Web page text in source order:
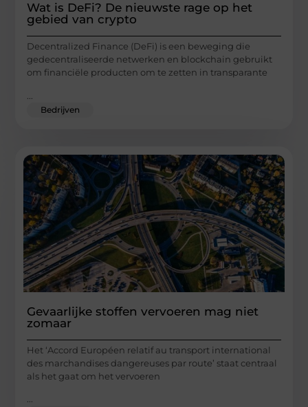
Wat is DeFi? De nieuwste rage op het
gebied van crypto
Decentralized Finance (DeFi) is een beweging die
gedecentraliseerde netwerken en blockchain gebruikt
om financiële producten om te zetten in transparante
Bedrijven
Gevaarlijke stoffen vervoeren mag niet
zomaar
Het ‘Accord Européen relatif au transport international
des marchandises dangereuses par route’ staat centraal
als het gaat om het vervoeren